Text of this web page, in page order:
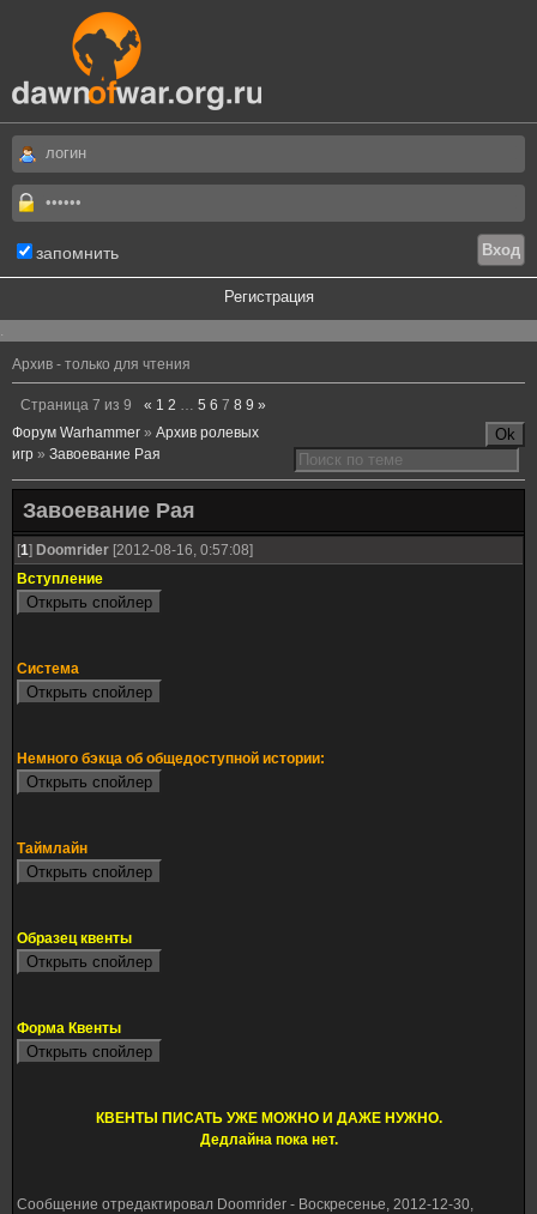
запомнить
Регистрация
.
Архив - только для чтения
Страница 7 из 9 « 1 2 … 5 6 7 8 9 »
Форум Warhammer » Архив ролевых
игр » Завоевание Рая
Завоевание Рая
[1] Doomrider [2012-08-16, 0:57:08]
Вступление
Система
Немного бэкца об общедоступной истории:
Таймлайн
Образец квенты
Форма Квенты
КВЕНТЫ ПИСАТЬ УЖЕ МОЖНО И ДАЖЕ НУЖНО.
Дедлайна пока нет.
Сообщение отредактировал Doomrider - Воскресенье, 2012-12-30,